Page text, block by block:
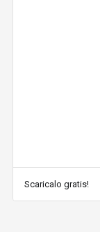
Scaricalo gratis!